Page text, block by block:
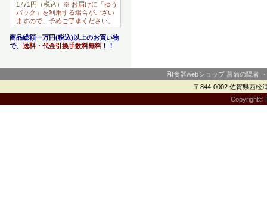
1771円（税込） ※ お届けに「ゆう
パック」を利用する場合がござい
ますので、予めご了承ください。
商品総額一万円(税込)以上のお買い物
で、 送料・代金引換手数料無料 ！！
和食器webショップ 菖蒲の隠者
〒844-0002 佐賀県西松
Copyright©